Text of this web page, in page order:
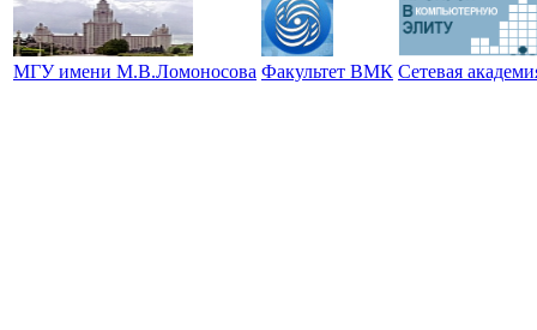
МГУ имени М.В.Ломоносова Факультет ВМК Сетевая